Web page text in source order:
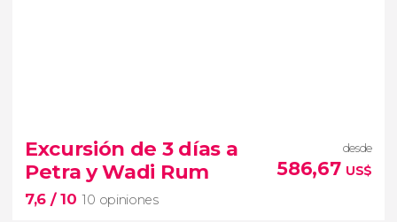
86 opiniones
Amán, Petra y el Mar Muerto
las
maravillas de Jordania
circuito de 8 días
Excursión de 3 días a
Petra y Wadi Rum
7,6 / 10 10 opiniones
desde
586,67 US$